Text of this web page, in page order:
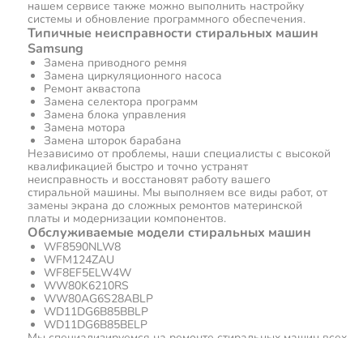
нашем сервисе также можно выполнить настройку
системы и обновление программного обеспечения.
Типичные неисправности стиральных машин
Samsung
Замена приводного ремня
Замена циркуляционного насоса
Ремонт аквастопа
Замена селектора программ
Замена блока управления
Замена мотора
Замена шторок барабана
Независимо от проблемы, наши специалисты с высокой
квалификацией быстро и точно устранят
неисправность и восстановят работу вашего
стиральной машины. Мы выполняем все виды работ, от
замены экрана до сложных ремонтов материнской
платы и модернизации компонентов.
Обслуживаемые модели стиральных машин
WF8590NLW8
WFM124ZAU
WF8EF5ELW4W
WW80K6210RS
WW80AG6S28ABLP
WD11DG6B85BBLP
WD11DG6B85BELP